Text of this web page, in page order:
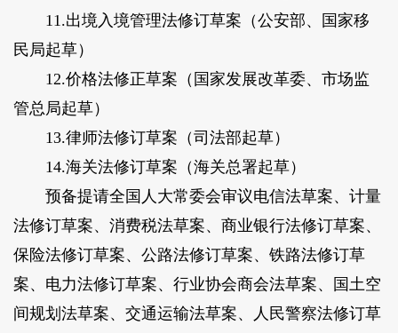
11.出境入境管理法修订草案（公安部、国家移
民局起草）
12.价格法修正草案（ 国家发展改革委、市场监
管总局起草）
13.律师法修订草案（司法部起草）
14.海关法修订草案（海关总署起草）
预备提请全国人大常委会审议电信法草案、计量
法修订草案、消费税法草案、商业银行法修订草案、
保险法修订草案、公路法修订草案、铁路法修订草
案、电力法修订草案、行业协会商会法草案、国土空
间规划法草案、交通运输法草案、人民警察法修订草